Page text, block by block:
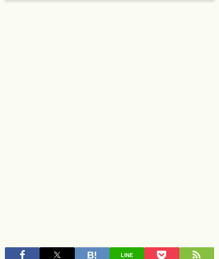
LINE